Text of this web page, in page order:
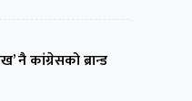
नै कांग्रेसको ब्रान्ड